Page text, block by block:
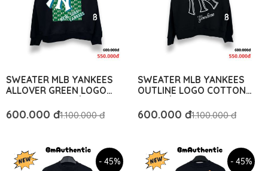
SWEATER MLB YANKEES
ALLOVER GREEN LOGO
RỘNG - BM AUTHENTIC
600.000 đ1.100.000 đ
SWEATER MLB YANKEES
OUTLINE LOGO COTTON
AUTHENTIC
600.000 đ1.100.000 đ
- 45% - 45%